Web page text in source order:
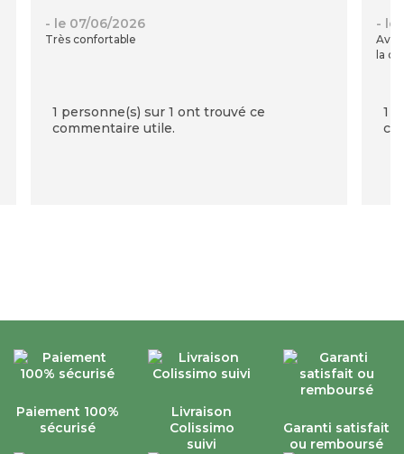
- le 07/06/2026
Très confortable
1 personne(s) sur 1 ont trouvé ce
commentaire utile.
- le
la
1
Paiement 100%
sécurisé
Livraison
Colissimo
suivi
Garanti satisfait
ou remboursé